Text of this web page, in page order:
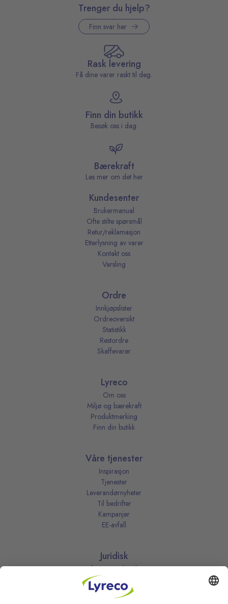
Trenger du hjelp?
Finn svar her
Rask levering
Få dine varer raskt til deg.
Finn din butikk
Besøk oss i dag.
Bærekraft
Les mer om det her
Kundesenter
Brukermanual
Ofte stilte spørsmål
Retur/reklamasjon
Etterlysning av varer
Kontakt oss
Varsling
Ordre
Innkjøpslister
Ordreoversikt
Statistikk
Restordre
Skaffevarer
Lyreco
Om oss
Miljø og bærekraft
Produktmerking
Finn din butikk
Våre tjenester
Inspirasjon
Tjenester
Leverandørnyheter
Til bedrifter
Kampanjer
EE-avfall
Juridisk
Informasjonskapsler
Kjøpsbetingelser
Personvernerklæring
Vilkår